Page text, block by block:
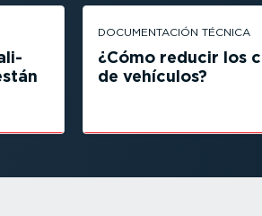
DOCUMEN­TACIÓN TÉCNICA
¿Cómo reducir los
de vehículos?